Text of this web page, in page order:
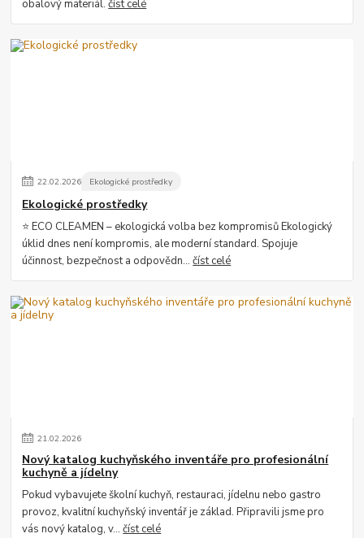
obalový materiál.číst celé
22.02.2026 Ekologické prostředky
Ekologické prostředky
⭐ ECO CLEAMEN – ekologická volba bez kompromisů Ekologický
úklid dnes není kompromis, ale moderní standard. Spojuje
účinnost, bezpečnost a odpovědn...číst celé
21.02.2026
Nový katalog kuchyňského inventáře pro profesionální
kuchyně a jídelny
Pokud vybavujete školní kuchyň, restauraci, jídelnu nebo gastro
provoz, kvalitní kuchyňský inventář je základ. Připravili jsme pro
vás nový katalog, v...číst celé